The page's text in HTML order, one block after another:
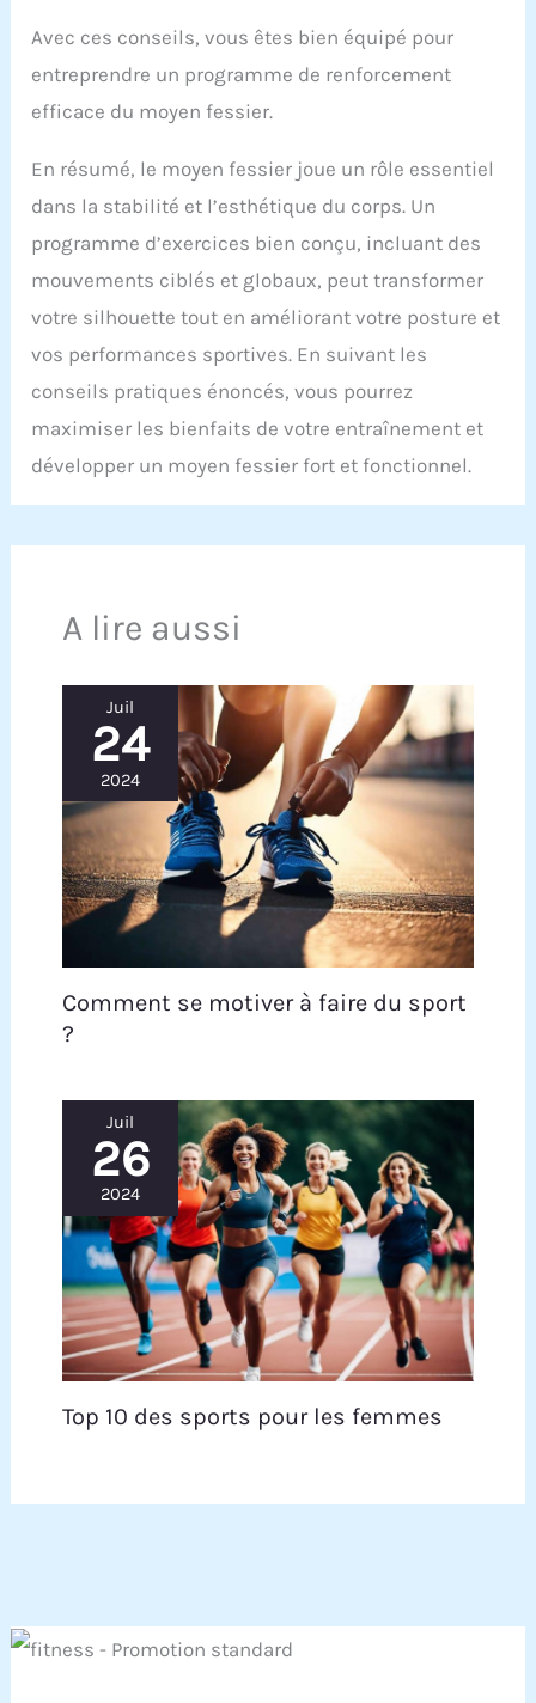
Avec ces conseils, vous êtes bien équipé pour
entreprendre un programme de renforcement
efficace du moyen fessier.
En résumé, le moyen fessier joue un rôle essentiel
dans la stabilité et l’esthétique du corps. Un
programme d’exercices bien conçu, incluant des
mouvements ciblés et globaux, peut transformer
votre silhouette tout en améliorant votre posture et
vos performances sportives. En suivant les
conseils pratiques énoncés, vous pourrez
maximiser les bienfaits de votre entraînement et
développer un moyen fessier fort et fonctionnel.
A lire aussi
Juil
24
2024
Comment se motiver à faire du sport
?
Juil
26
2024
Top 10 des sports pour les femmes